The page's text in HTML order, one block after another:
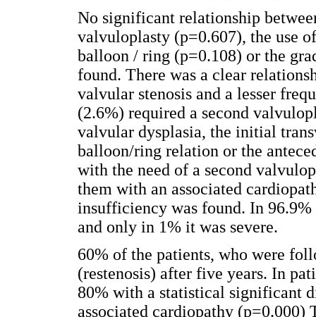
No significant relationship
valvuloplasty (p=0.607), the use
balloon / ring (p=0.108) or the
found. There was a clear
valvular stenosis and a lesser
(2.6%) required a second
valvular dysplasia, the initial
balloon/ring relation or the
with the need of a second
them with an associated
insufficiency was found. In
and only in 1% it was severe.
60% of the patients, who were
(restenosis) after five years. In
80% with a statistical significant
associated cardiopathy (p=0.000)